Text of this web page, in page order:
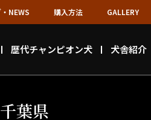
NEWS 購入方法 GALLERY
歴代チャンピオン犬 犬舎紹介
葉県